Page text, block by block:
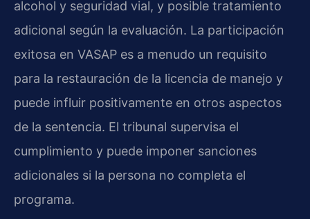
alcohol y seguridad vial, y posible tratamiento
adicional según la evaluación. La participación
exitosa en VASAP es a menudo un requisito
para la restauración de la licencia de manejo y
puede influir positivamente en otros aspectos
de la sentencia. El tribunal supervisa el
cumplimiento y puede imponer sanciones
adicionales si la persona no completa el
programa.